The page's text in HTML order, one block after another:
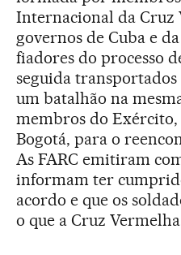
Internacional da Cruz
governos de Cuba e
fiadores do processo
seguida
um batalhão na
membros do Exército,
Bogotá, para o
As FARC emitiram
informam ter
acordo e que os
o que a Cruz